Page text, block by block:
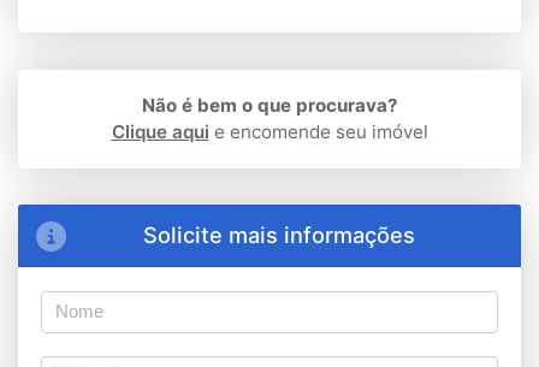
Não é bem o que procurava?
Clique aqui e encomende seu imóvel
Solicite mais informações